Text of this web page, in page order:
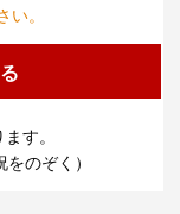
。
す。
のぞく）